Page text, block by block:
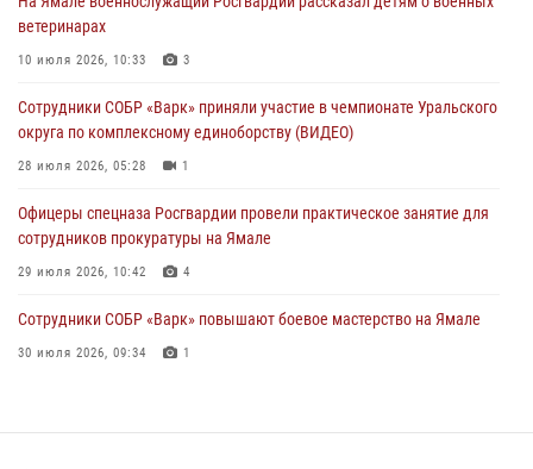
Сотрудники СОБР «Варк» повышают боевое мастерство на Ямале
30 июля 2026, 09:34 1
Офицеры спецназа Росгвардии провели практическое занятие для
сотрудников прокуратуры на Ямале
29 июля 2026, 10:42 4
ветеринарах
10 июля 2026, 10:33 3
Сотрудники СОБР «Варк» приняли участие в чемпионате Уральского
округа по комплексному единоборству (ВИДЕО)
28 июля 2026, 05:28 1
Офицеры спецназа Росгвардии провели практическое занятие для
сотрудников прокуратуры на Ямале
29 июля 2026, 10:42 4
Сотрудники СОБР «Варк» повышают боевое мастерство на Ямале
30 июля 2026, 09:34 1
18 июля 2026, 09:36 3